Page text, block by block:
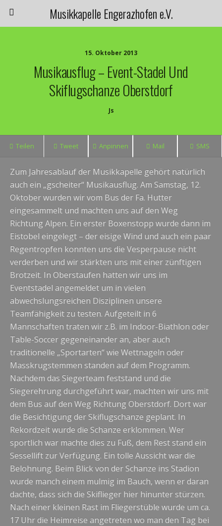
Musikkapelle Engerazhofen e.V.
15. Oktober 2013
Musikausflug – Event-Stadel Und
Skiflugschanze Oberstdorf
Js
Teilen Tweet Anpinnen Mail SMS
Zum Jahresablauf der Musikkapelle gehört natürlich
auch ein „gscheiter“ Musikausflug. Am Samstag, 12.
Oktober wurden wir vom Bus der Fa. Hutter
eingesammelt und machten uns auf den Weg
Richtung Alpen. Ein erster Boxenstopp wurde dann im
Eistobel eingelegt – der eisige Wind und auch ein paar
Regentropfen konnten uns die Vesperpause nicht
verderben und wir stärkten uns mit einer zünftigen
Brotzeit. In Oberstaufen hatten wir uns im
Eventstadel angemeldet um in vielen
abwechslungsreichen Disziplinen unsere
Teamfähigkeit zu testen. Aufgeteilt in 6
Mannschaften traten wir z.B. im Indoor-Biathlon oder
Table-Soccer gegeneinander an, aber auch
traditionelle „Sportarten“ wie Wettnageln oder
Masskrugstemmen standen auf dem Programm.
Nachdem das Siegerteam feststand und die
Siegerehrung durchgeführt war, machten wir uns mit
dem Bus auf den Weg Richtung Oberstdorf. Dort war
die Besichtigung der Skiflugschanze geplant. In
Rekordzeit wurde die Schanze erklommen. Wer
sportlich war machte dies zu Fuß, dem Rest stand ein
Sessellift zur Verfügung. Ein tolle Aussicht war die
Belohnung. Beim Blick von der Schanze ins Stadion
wurde manch einem mulmig im Bauch, wenn er daran
dachte, dass sich die Skiflieger hier hinunter stürzen.
Nach einer kleinen Rast im Fliegerstüble wurde um ca.
17 Uhr die Heimreise angetreten wo man den Tag bei